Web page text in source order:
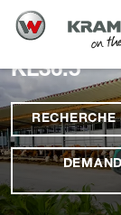
KL36.5
RECHERCHE